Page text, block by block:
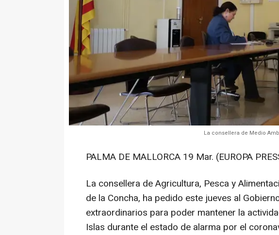
La consellera de Medio
PALMA DE MALLORCA 19 Mar. (EUROPA
La consellera de Agricultura, Pesca y
de la Concha, ha pedido este jueves al
extraordinarios para poder mantener la
Islas durante el estado de alarma por el